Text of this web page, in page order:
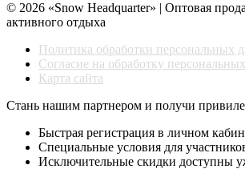
© 2026 «Snow Headquarter» | Оптовая
активного отдыха
Политика обработки персональных
Согласие на обработку
Карта сайта
Стань нашим партнером и получи
Быстрая регистрация в личном
Специальные условия для
Исключительные скидки доступны